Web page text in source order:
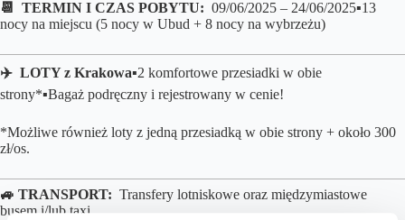
📆 TERMIN I CZAS POBYTU: 09/06/2025 – 24/06/2025▪️13
nocy na miejscu (5 nocy w Ubud + 8 nocy na wybrzeżu)
✈️ LOTY z Krakowa▪️2 komfortowe przesiadki w obie
strony*▪️Bagaż podręczny i rejestrowany w cenie!
*Możliwe również loty z jedną przesiadką w obie strony + około 300
zł/os.
🚙 TRANSPORT: Transfery lotniskowe oraz międzymiastowe
busem i/lub taxi